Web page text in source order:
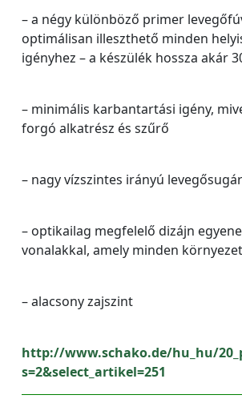
– a négy különböző primer
optimálisan illeszthető minden
igényhez – a készülék hossza akár
– minimális karbantartási igény,
forgó alkatrész és szűrő
– nagy vízszintes irányú
– optikailag megfelelő dizájn
vonalakkal, amely minden
– alacsony zajszint
http://www.schako.de/hu_hu/
s=2&select_artikel=251